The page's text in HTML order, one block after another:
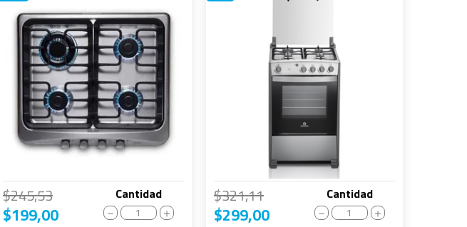
$245,53
$199,00
Cantidad
＋
－
$321,11
$299,00
Cantidad
＋
－